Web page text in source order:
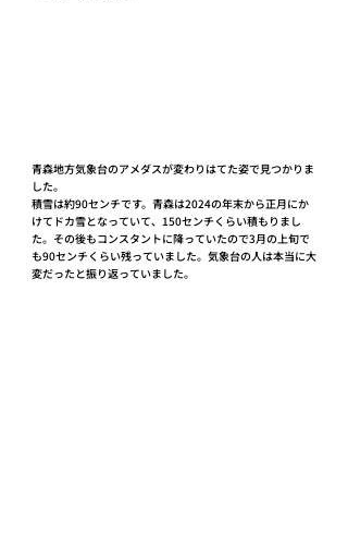
青森地方気象台のアメダスが変わりはてた姿で見つかりま
した。
積雪は約90センチです。青森は2024の年末から正月にか
けてドカ雪となっていて、150センチくらい積もりまし
た。その後もコンスタントに降っていたので3月の上旬で
も90センチくらい残っていました。気象台の人は本当に大
変だったと振り返っていました。